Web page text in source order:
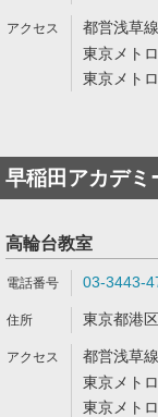
都営浅草
東京メト
東京メト
早稲田アカデミ
高輪台教室
03-3443-
東京都港
都営浅草
東京メト
東京メト